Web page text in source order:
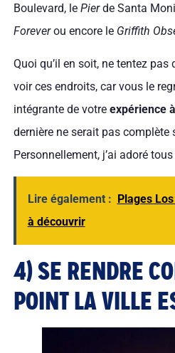
Boulevard, le Pierde Santa
Foreverou encore le Griffith
Quoi qu’il en soit, ne tentez
voir ces endroits, car vous le
intégrante de votre expérience
dernière ne serait pas
Personnellement, j’ai adoré
Lire également :
Plages
à découvrir
4) SE RENDRE
POINT LA VILLE